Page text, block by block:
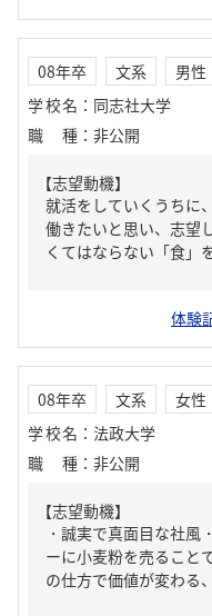
08年卒 文系
男性
学校名 ： 同志社大学
職種 ： 非公開
【志望動機】
就活をしていくうちに
働きたいと思い、志望
くてはならない「食」
体験
08年卒 文系
女性
学校名 ： 法政大学
職種 ： 非公開
【志望動機】
・誠実で真面目な社風
ーに小麦粉を売ること
の仕方で価値が変わる